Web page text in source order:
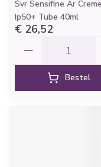
Svr Sensifine Ar Creme
Ip50+ Tube 40ml
€ 26,52
Bestel